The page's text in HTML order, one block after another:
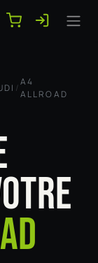
/
A4
ALLROAD